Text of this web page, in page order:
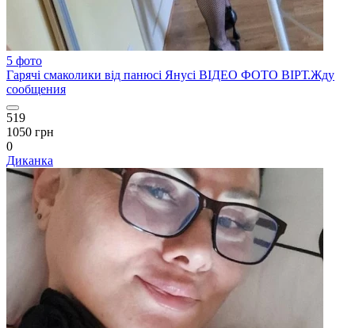
5 фото
Гарячі смаколики від панюсі Янусі ВІДЕО ФОТО ВІРТ.Жду
сообщения
519
1050 грн
0
Диканка